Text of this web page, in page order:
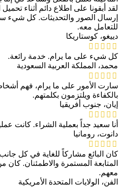
لقد أبقونا على اطلاع دائم أثناء
إرسال الصور والتحديثات. كل شيء
للتعامل معه.
دييغو، كوستاريكا
كل شيء على ما يرام. خدمة رائعة.
محمد، المملكة العربية السعودية
سارت الأمور على ما يرام، فهم
بالكفاءة ويلتزمون بكلمتهم.
إيان، جنوب أفريقيا
أنا سعيد جداً بعملية الشراء. كانت
دانوت، رومانيا
كان البائع مشاركاً للغاية في كل
المتابعة المستمرة والاطمئنان.
معهم.
الفن، الولايات المتحدة الأمريكية